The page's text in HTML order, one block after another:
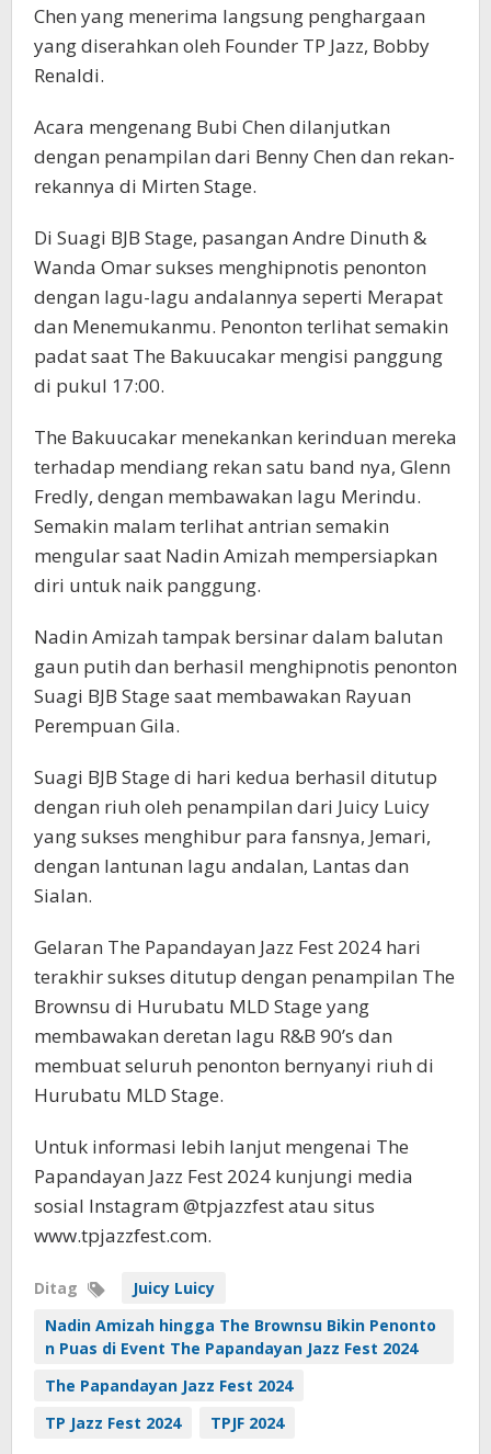
Chen yang menerima langsung penghargaan
yang diserahkan oleh Founder TP Jazz, Bobby
Renaldi.
Acara mengenang Bubi Chen dilanjutkan
dengan penampilan dari Benny Chen dan rekan-
rekannya di Mirten Stage.
Di Suagi BJB Stage, pasangan Andre Dinuth &
Wanda Omar sukses menghipnotis penonton
dengan lagu-lagu andalannya seperti Merapat
dan Menemukanmu. Penonton terlihat semakin
padat saat The Bakuucakar mengisi panggung
di pukul 17:00.
The Bakuucakar menekankan kerinduan mereka
terhadap mendiang rekan satu band nya, Glenn
Fredly, dengan membawakan lagu Merindu.
Semakin malam terlihat antrian semakin
mengular saat Nadin Amizah mempersiapkan
diri untuk naik panggung.
Nadin Amizah tampak bersinar dalam balutan
gaun putih dan berhasil menghipnotis penonton
Suagi BJB Stage saat membawakan Rayuan
Perempuan Gila.
Suagi BJB Stage di hari kedua berhasil ditutup
dengan riuh oleh penampilan dari Juicy Luicy
yang sukses menghibur para fansnya, Jemari,
dengan lantunan lagu andalan, Lantas dan
Sialan.
Gelaran The Papandayan Jazz Fest 2024 hari
terakhir sukses ditutup dengan penampilan The
Brownsu di Hurubatu MLD Stage yang
membawakan deretan lagu R&B 90’s dan
membuat seluruh penonton bernyanyi riuh di
Hurubatu MLD Stage.
Untuk informasi lebih lanjut mengenai The
Papandayan Jazz Fest 2024 kunjungi media
sosial Instagram @tpjazzfest atau situs
www.tpjazzfest.com.
Ditag
Juicy Luicy
Nadin Amizah hingga The Brownsu Bikin Penonto
n Puas di Event The Papandayan Jazz Fest 2024
The Papandayan Jazz Fest 2024
TP Jazz Fest 2024
TPJF 2024